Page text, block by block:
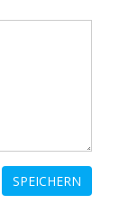
SPEICHERN